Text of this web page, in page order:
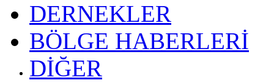
DERNEKLER
BÖLGE HABERLERİ
DİĞER